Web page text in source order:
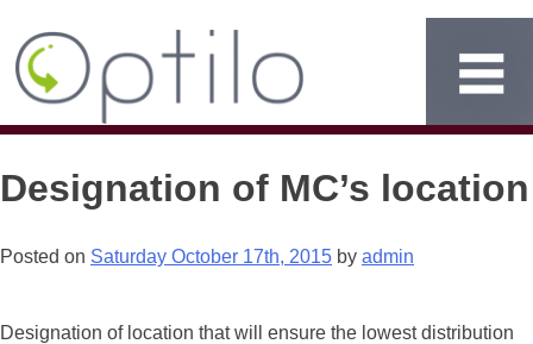
Designation of MC’s location
Posted on Saturday October 17th, 2015 by admin
Designation of location that will ensure the lowest distribution